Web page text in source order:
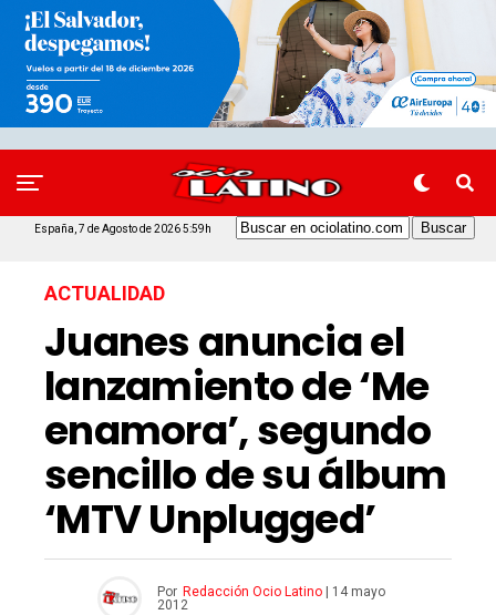
España, 7 de Agosto de 2026 5:59h
ACTUALIDAD
Juanes anuncia el
lanzamiento de ‘Me
enamora’, segundo
sencillo de su álbum
‘MTV Unplugged’
Por Redacción Ocio Latino|
14 mayo
2012